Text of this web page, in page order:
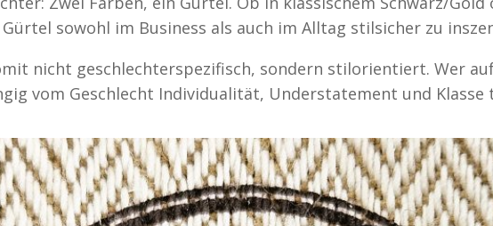
sowohl im Business als auch im Alltag stilsicher zu
nicht geschlechterspezifisch, sondern stilorientiert. Wer
vom Geschlecht Individualität, Understatement und